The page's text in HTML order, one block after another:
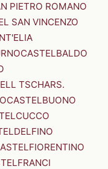
PIETRO ROMANO
SAN VINCENZO
CASTELBALDO
TSCHARS.
CASTELBUONO